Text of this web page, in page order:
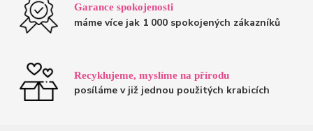
Garance spokojenosti
máme více jak 1 000 spokojených zákazníků
Recyklujeme, myslíme na přírodu
posíláme v již jednou použitých krabicích